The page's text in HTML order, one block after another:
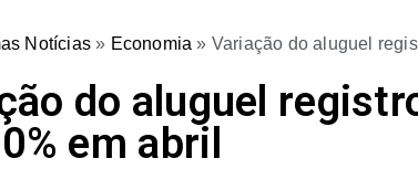
Notícias » Economia » Variação do aluguel
do aluguel
em abril